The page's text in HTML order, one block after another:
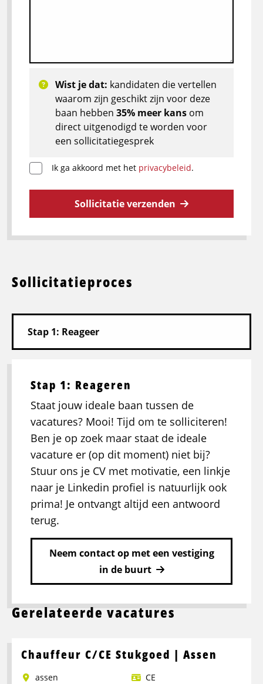
Wist je dat: kandidaten die vertellen
waarom zijn geschikt zijn voor deze
baan hebben 35% meer kans om
direct uitgenodigd te worden voor
een sollicitatiegesprek
Ik ga akkoord met het privacybeleid.
Sollicitatie verzenden
Sollicitatieproces
Stap 1: Reageren
Staat jouw ideale baan tussen de
vacatures? Mooi! Tijd om te solliciteren!
Ben je op zoek maar staat de ideale
vacature er (op dit moment) niet bij?
Stuur ons je CV met motivatie, een linkje
naar je Linkedin profiel is natuurlijk ook
prima! Je ontvangt altijd een antwoord
terug.
Neem contact op met een vestiging
in de buurt
Gerelateerde vacatures
Chauffeur C/CE Stukgoed | Assen
assen
CE